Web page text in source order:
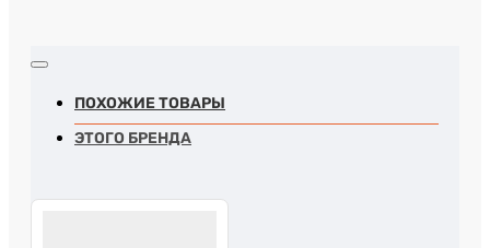
ПОХОЖИЕ ТОВАРЫ
ЭТОГО БРЕНДА